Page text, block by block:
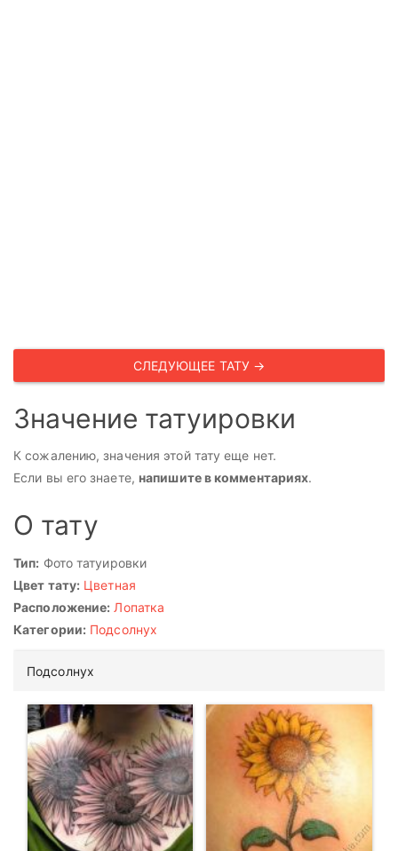
СЛЕДУЮЩЕЕ ТАТУ →
Значение татуировки
К сожалению, значения этой тату еще нет.
Если вы его знаете, напишите в комментариях.
О тату
Тип: Фото татуировки
Цвет тату: Цветная
Расположение: Лопатка
Категории: Подсолнух
Подсолнух